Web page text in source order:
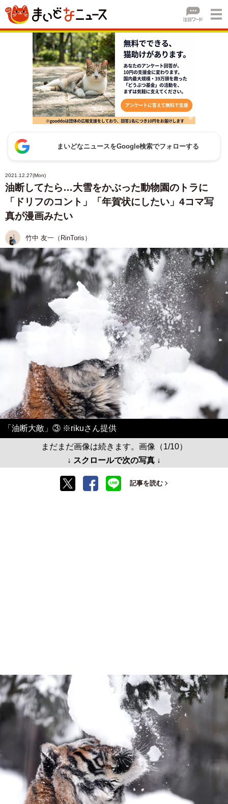
まいどなニュースをGoogle検索でフォローする
2021.12.27(Mon)
油断してたら…大雪をかぶった動物園のトラに
「ドリフのコント」「年賀状にしたい」4コマ写
真が漫画みたい
竹中 友一（RinToris）
「油断大敵」③ ※rikuさん提供
まだまだ画像は続きます。画像（1/10）
↓ スクロールで次の写真 ↓
記事を読む